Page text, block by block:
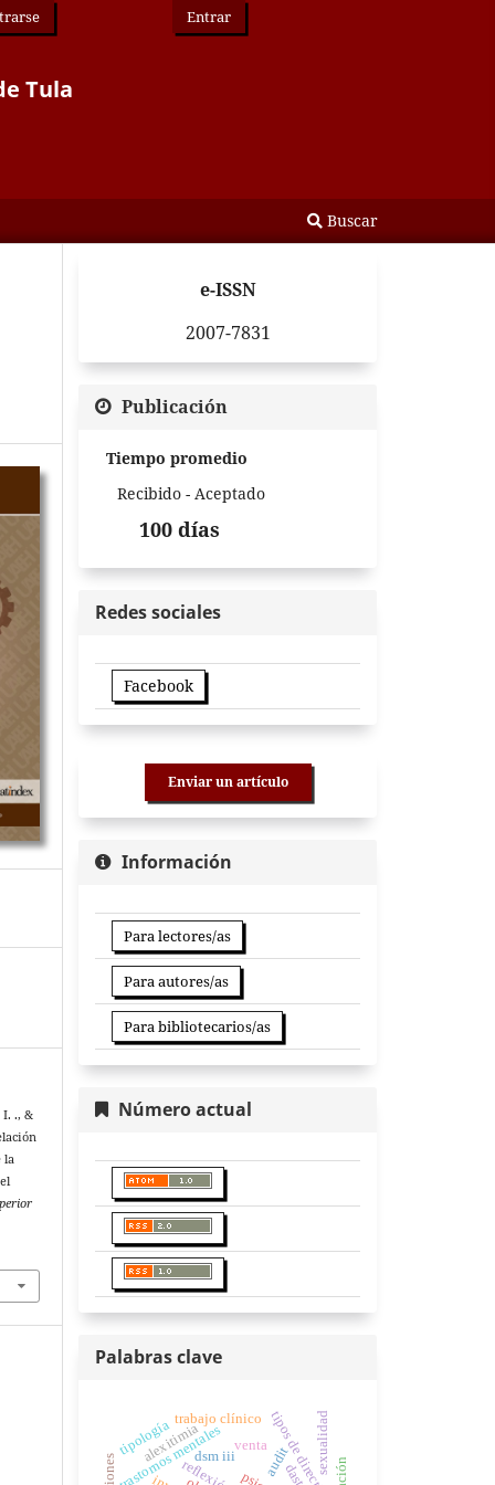
Tula
Buscar
Entrar
I. ., &
la
e-ISSN
2007-7831
Publicación
Tiempo promedio
Recibido - Aceptado
100 días
Redes sociales
Facebook
Enviar un artículo
Información
Para lectores/as
Para autores/as
Para bibliotecarios/as
Número actual
Palabras clave
dsm iii
trastornos mentales tipos de directivos
trabajo clínico
alexitimia audit
tipología sexualidad
venta